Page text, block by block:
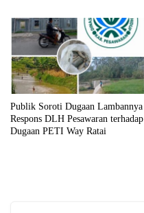
Publik Soroti Dugaan Lambannya
Respons DLH Pesawaran terhadap
Dugaan PETI Way Ratai